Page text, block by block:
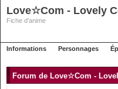
Love☆Com - Lovely
Fiche d'anime
Informations Personnages
Forum de Love☆Com -